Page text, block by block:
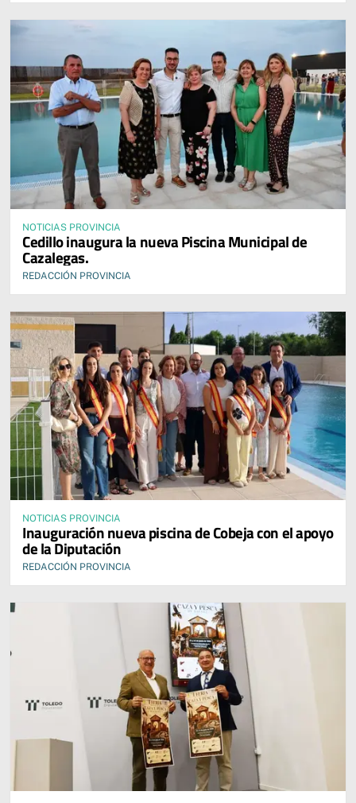
NOTICIAS PROVINCIA
Cedillo inaugura la nueva Piscina Municipal de
Cazalegas.
REDACCIÓN PROVINCIA
NOTICIAS PROVINCIA
Inauguración nueva piscina de Cobeja con el apoyo
de la Diputación
REDACCIÓN PROVINCIA